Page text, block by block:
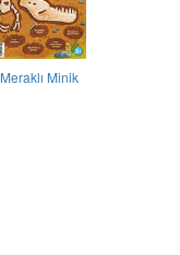
Meraklı Minik